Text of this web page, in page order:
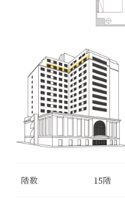
階数 15階